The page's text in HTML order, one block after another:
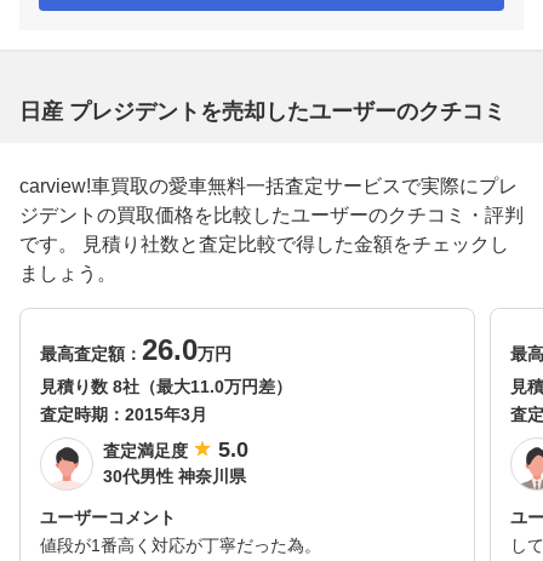
日産 プレジデントを売却したユーザーのクチコミ
carview!車買取の愛車無料一括査定サービスで実際にプレ
ジデントの買取価格を比較したユーザーのクチコミ・評判
です。 見積り社数と査定比較で得した金額をチェックし
ましょう。
最高査定額： 26.0万円
見積り数 8社（最大11.0万円差）
査定時期： 2015年3月
査定満足度
5.0
30代男性 神奈川県
ユーザーコメント
値段が1番高く対応が丁寧だった為。
最
見
査
ユ
し